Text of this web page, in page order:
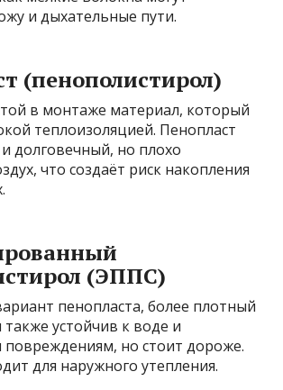
и дыхательные пути.
(пенополистирол)
в монтаже материал, который
теплоизоляцией. Пенопласт
долговечный, но плохо
что создаёт риск накопления
(ЭППС)
пенопласта, более плотный
устойчив к воде и
повреждениям, но стоит дороже.
для наружного утепления.